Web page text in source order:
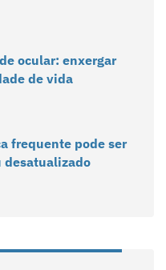
ocular: enxergar
de vida
frequente pode ser
desatualizado